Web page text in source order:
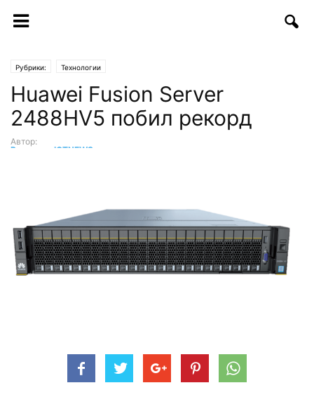
Рубрики: Технологии
Huawei Fusion Server
2488HV5 побил рекорд
Автор:
Редакция ICTNEWS